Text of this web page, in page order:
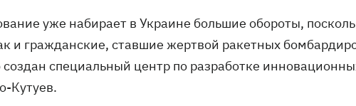
уже набирает в Украине большие обороты,
и гражданские, ставшие жертвой ракетных
создан специальный центр по разработке
Кутуев.